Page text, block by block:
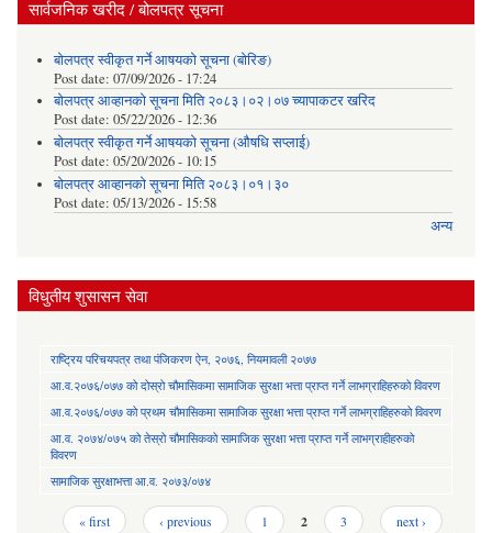
सार्वजनिक खरीद / बोलपत्र सूचना
बोलपत्र स्वीकृत गर्ने आषयको सूचना (बोरिङ)
Post date: 07/09/2026 - 17:24
बोलपत्र आव्हानको सूचना मिति २०८३।०२।०७ च्यापाकटर खरिद
Post date: 05/22/2026 - 12:36
बोलपत्र स्वीकृत गर्ने आषयको सूचना (औषधि सप्लाई)
Post date: 05/20/2026 - 10:15
बोलपत्र आव्हानको सूचना मिति २०८३।०१।३०
Post date: 05/13/2026 - 15:58
अन्य
विधुतीय शुसासन सेवा
राष्ट्रिय परिचयपत्र तथा पंजिकरण ऐन, २०७६, नियमावली २०७७
आ.व.२०७६/०७७ को दोस्रो चौमासिकमा सामाजिक सुरक्षा भत्ता प्राप्त गर्ने लाभग्राहिहरुको विवरण
आ.व.२०७६/०७७ को प्रथम चौमासिकमा सामाजिक सुरक्षा भत्ता प्राप्त गर्ने लाभग्राहिहरुको विवरण
आ.व. २०७४/०७५ को तेस्रो चौमासिकको सामाजिक सुरक्षा भत्ता प्राप्त गर्ने लाभग्राहीहरुको
विवरण
सामाजिक सुरक्षाभत्ता आ.व. २०७३/०७४
Pages« first ‹ previous 1 2 3
next ›